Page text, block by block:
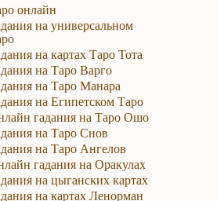
онлайн
на универсальном
на картах Таро Тота
на Таро Варго
на Таро Манара
на Египетском Таро
гадания на Таро Ошо
на Таро Снов
на Таро Ангелов
гадания на Оракулах
на цыганских картах
на картах Ленорман